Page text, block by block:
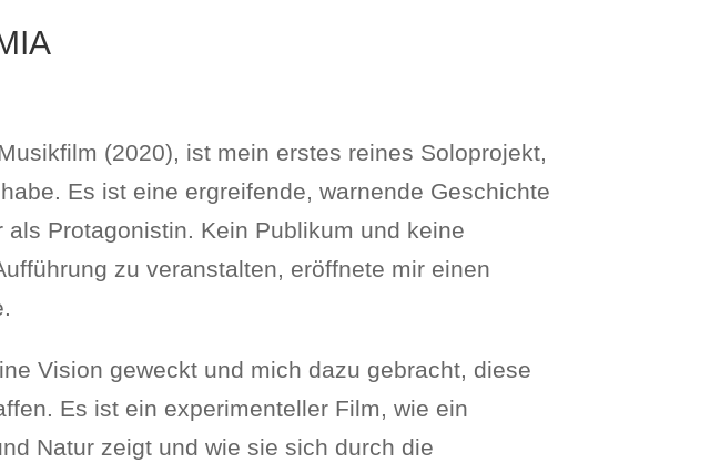
(2020), ist mein erstes reines Soloprojekt,
Es ist eine ergreifende, warnende Geschichte
Protagonistin. Kein Publikum und keine
zu veranstalten, eröffnete mir einen
Vision geweckt und mich dazu gebracht, diese
Es ist ein experimenteller Film, wie ein
Natur zeigt und wie sie sich durch die